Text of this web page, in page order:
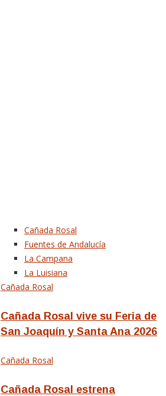
Cañada Rosal
Fuentes de Andalucía
La Campana
La Luisiana
Cañada Rosal
Cañada Rosal vive su Feria de
San Joaquín y Santa Ana 2026
Cañada Rosal
Cañada Rosal estrena